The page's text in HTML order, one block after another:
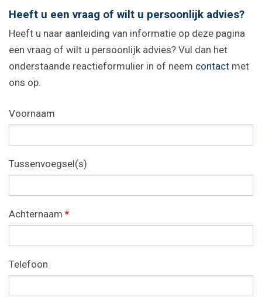
Heeft u een vraag of wilt u persoonlijk advies?
Heeft u naar aanleiding van informatie op deze pagina
een vraag of wilt u persoonlijk advies? Vul dan het
onderstaande reactieformulier in of neem contact met
ons op.
Voornaam
Tussenvoegsel(s)
Achternaam *
Telefoon